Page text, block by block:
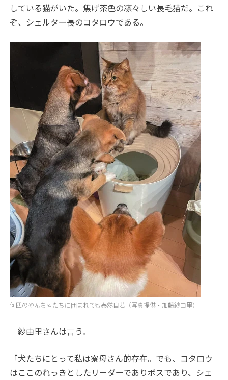
している猫がいた。焦げ茶色の凛々しい長毛猫だ。これ
ぞ、シェルター長のコタロウである。
何匹のやんちゃたちに囲まれても泰然自若（写真提供・加藤紗由里）
紗由里さんは言う。
「犬たちにとって私は寮母さん的存在。でも、コタロウ
はここのれっきとしたリーダーでありボスであり、シェ